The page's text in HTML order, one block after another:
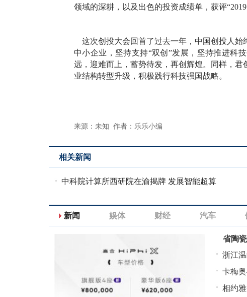
领域的深耕，以及出色的投资成绩单，获评
这次创投大会回首了过去一年，中国创投人始
中小企业，坚持支持“双创”发展，坚持推进科
远，迎难而上，蓄势待发，再创辉煌。同样，
业结构转型升级，积极践行科技强国战略。
来源：未知 作者：乐乐小编
相关新闻
中科院计算所西研院在渝揭牌 发展智能超算
新闻 娱体 财经 汽车
省陶
浙江
卡梅
相约